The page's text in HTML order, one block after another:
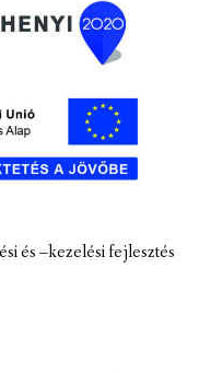
és –kezelési fejlesztés